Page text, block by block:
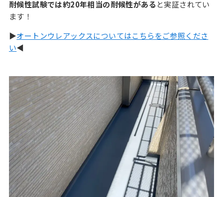
耐候性試験では約20年相当の耐候性がある と実証されてい
ます！
▶オートンウレアックスについてはこちらをご参照くださ
い◀